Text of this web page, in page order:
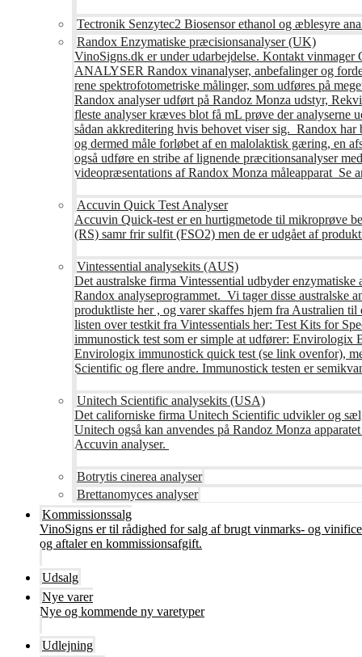
Tectronik Senzytec2 Biosensor ethanol og æblesyre
Randox Enzymatiske præcisionsanalyser (UK)
VinoSigns.dk er under udarbejdelse. Kontakt
ANALYSER Randox vinanalyser, anbefalinger og
rene spektrofotometriske målinger, som udføres på
Randox analyser udført på Randoz Monza udstyr,
fleste analyser kræves blot få mL prøve der analyserne
sådan akkreditering hvis behovet viser sig. Randox
og dermed måle forløbet af en malolaktisk gæring, en
også udføre en stribe af lignende præcitionsanalyser
videopræsentations af Randox Monza måleapparat
Accuvin Quick Test Analyser
Accuvin Quick-test er en hurtigmetode til mikroprøve
(RS) samr frir sulfit (FSO2) men de er udgået af
Vintessential analysekits (AUS)
Det australske firma Vintessential udbyder
Randox analyseprogrammet. Vi tager disse australske
produktliste her , og varer skaffes hjem fra Australien
listen over testkit fra Vintessentials her: Test Kits for
immunostick test som er simple at udfører: Envirologix
Envirologix immunostick quick test (se link ovenfor),
Scientific og flere andre. Immunostick testen er
Unitech Scientific analysekits (USA)
Det californiske firma Unitech Scientific udvikler og
Unitech også kan anvendes på Randoz Monza
Accuvin analyser.
Botrytis cinerea analyser
Brettanomyces analyser
Kommissionssalg
VinoSigns er til rådighed for salg af brugt vinmarks- og
og aftaler en kommissionsafgift.
Udsalg
Nye varer
Nye og kommende ny varetyper
Udlejning